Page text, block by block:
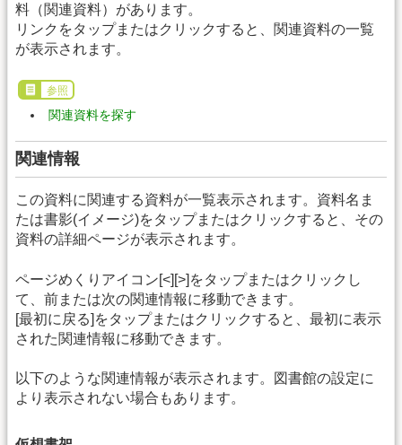
料（関連資料）があります。
リンクをタップまたはクリックすると、関連資料の一覧
が表示されます。
参照
関連資料を探す
関連情報
この資料に関連する資料が一覧表示されます。資料名ま
たは書影(イメージ)をタップまたはクリックすると、その
資料の詳細ページが表示されます。
ページめくりアイコン[<][>]をタップまたはクリックし
て、前または次の関連情報に移動できます。
[最初に戻る]をタップまたはクリックすると、最初に表示
された関連情報に移動できます。
以下のような関連情報が表示されます。図書館の設定に
より表示されない場合もあります。